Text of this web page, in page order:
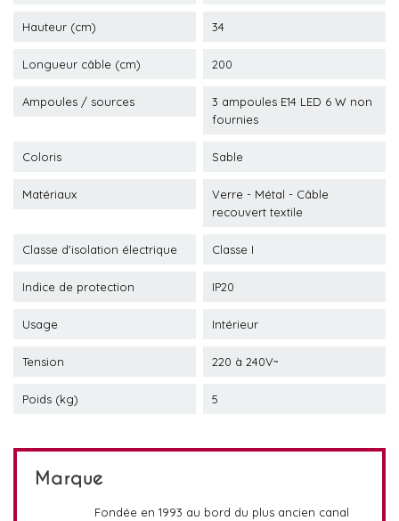
Hauteur (cm) 34
Longueur câble (cm) 200
Ampoules / sources
3 ampoules E14 LED 6 W non
fournies
Coloris Sable
Matériaux
Verre - Métal - Câble
recouvert textile
Classe d'isolation électrique Classe I
Indice de protection IP20
Usage Intérieur
Tension 220 à 240V~
Poids (kg) 5
Marque
Fondée en 1993 au bord du plus ancien canal